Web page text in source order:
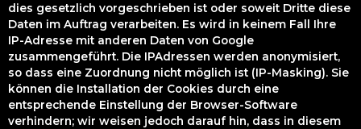
dies gesetzlich vorgeschrieben ist oder soweit Dritte diese
Daten im Auftrag verarbeiten. Es wird in keinem Fall Ihre
IP-Adresse mit anderen Daten von Google
zusammengeführt. Die IPAdressen werden anonymisiert,
so dass eine Zuordnung nicht möglich ist (IP-Masking). Sie
können die Installation der Cookies durch eine
entsprechende Einstellung der Browser-Software
verhindern; wir weisen jedoch darauf hin, dass in diesem